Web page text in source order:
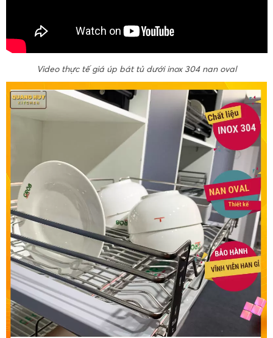
Video thực tế giá úp bát tủ dưới inox 304 nan oval